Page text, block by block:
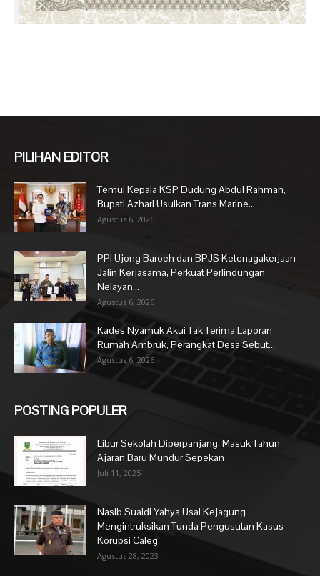
PILIHAN EDITOR
Temui Kepala KSP Dudung Abdul Rahman,
Bupati Azhari Usulkan Trans Marine...
Agustus 6, 2026
PPI Ujong Baroeh dan BPJS Ketenagakerjaan
Jalin Kerjasama, Perkuat Perlindungan
Nelayan...
Agustus 6, 2026
Kades Nyamuk Akui Tak Terima Laporan
Rumah Ambruk, Perangkat Desa Sebut...
Agustus 6, 2026
POSTING POPULER
Libur Sekolah Diperpanjang, Masuk Tahun
Ajaran Baru Mundur Sepekan
Juli 11, 2025
Nasib Suaidi Yahya Usai Kejagung
Mengintruksikan Tunda Pengusutan Kasus
Korupsi Caleg
Agustus 28, 2023